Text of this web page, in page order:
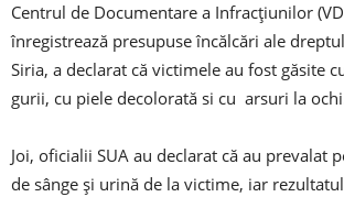
Centrul de Documentare a Infracțiunilor
înregistrează presupuse încălcări ale
Siria, a declarat că victimele au fost găsite
gurii, cu piele decolorată si cu arsuri la
Joi, oficialii SUA au declarat că au prevalat
de sânge și urină de la victime, iar